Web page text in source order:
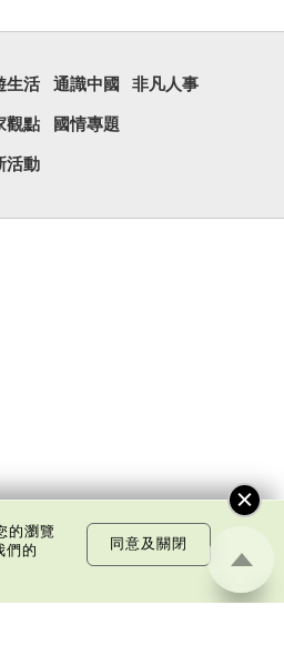
生活 通識中國 非凡人事
觀點 國情專題
活動
隱政策聲明 免責聲明
的瀏覽
們的
同意及關閉